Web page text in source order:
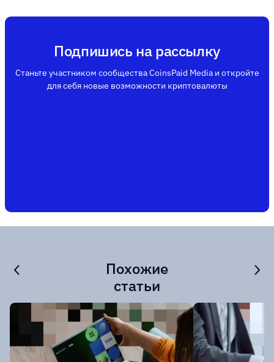
Подпишись на рассылку
Станьте участником сообщества CoinsPaid Media и откройте
для себя новые возможности криптовалюты
Похожие
статьи